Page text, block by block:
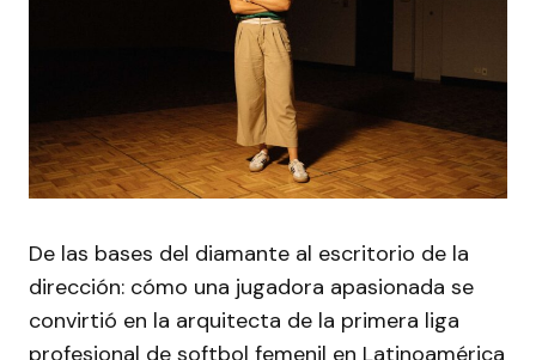
De las bases del diamante al escritorio de la
dirección: cómo una jugadora apasionada se
convirtió en la arquitecta de la primera liga